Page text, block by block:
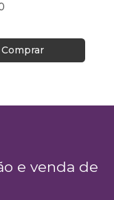
Comprar
e venda de